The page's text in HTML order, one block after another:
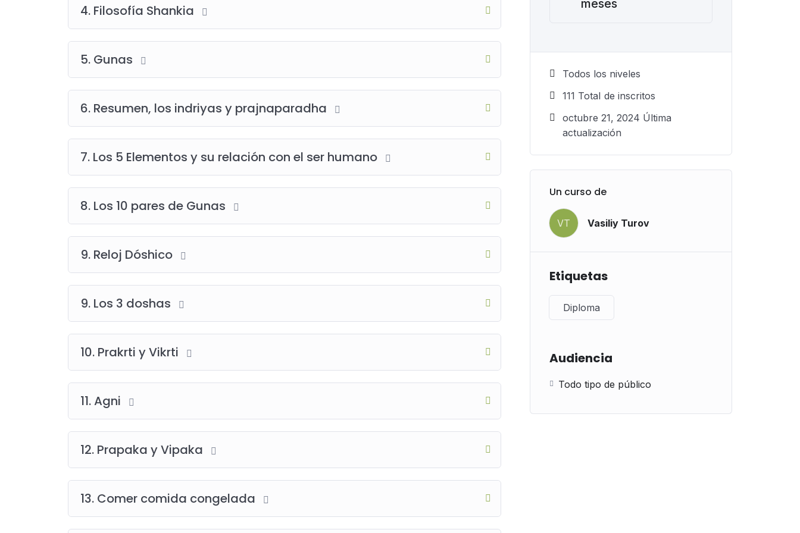
4. Filosofía Shankia
5. Gunas
6. Resumen, los indriyas y prajnaparadha
7. Los 5 Elementos y su relación con el ser humano
8. Los 10 pares de Gunas
9. Reloj Dóshico
9. Los 3 doshas
10. Prakrti y Vikrti
11. Agni
12. Prapaka y Vipaka
13. Comer comida congelada
meses
Todos los niveles
111 TotaI de inscritos
octubre 21, 2024 Última
actualización
Un curso de
VT Vasiliy Turov
Etiquetas
Diploma
Audiencia
Todo tipo de público